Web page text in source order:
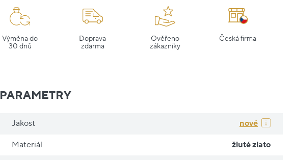
Výměna do
30 dnů
Doprava
zdarma
Ověřeno
zákazníky
Česká firma
PARAMETRY
Jakost nové
Materiál žluté zlato